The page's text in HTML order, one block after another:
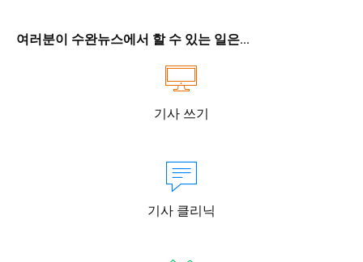
여러분이 수완뉴스에서 할 수 있는 일은...
기사 쓰기
기사 클리닉